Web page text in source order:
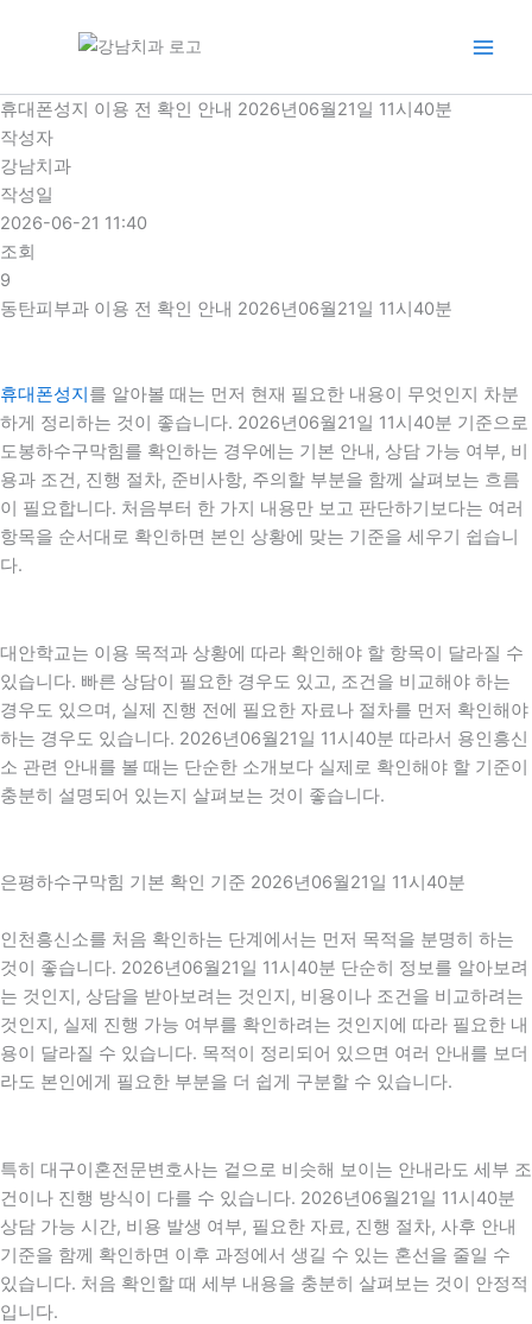
로
건
너
뛰
기
휴대폰성지 이용 전 확인 안내 2026년06월21일 11시40분
작성자
강남치과
작성일
2026-06-21 11:40
조회
9
동탄피부과 이용 전 확인 안내 2026년06월21일 11시40분
휴대폰성지를 알아볼 때는 먼저 현재 필요한 내용이 무엇인지 차분
하게 정리하는 것이 좋습니다. 2026년06월21일 11시40분 기준으로
도봉하수구막힘를 확인하는 경우에는 기본 안내, 상담 가능 여부, 비
용과 조건, 진행 절차, 준비사항, 주의할 부분을 함께 살펴보는 흐름
이 필요합니다. 처음부터 한 가지 내용만 보고 판단하기보다는 여러
항목을 순서대로 확인하면 본인 상황에 맞는 기준을 세우기 쉽습니
다.
대안학교는 이용 목적과 상황에 따라 확인해야 할 항목이 달라질 수
있습니다. 빠른 상담이 필요한 경우도 있고, 조건을 비교해야 하는
경우도 있으며, 실제 진행 전에 필요한 자료나 절차를 먼저 확인해야
하는 경우도 있습니다. 2026년06월21일 11시40분 따라서 용인흥신
소 관련 안내를 볼 때는 단순한 소개보다 실제로 확인해야 할 기준이
충분히 설명되어 있는지 살펴보는 것이 좋습니다.
은평하수구막힘 기본 확인 기준 2026년06월21일 11시40분
인천흥신소를 처음 확인하는 단계에서는 먼저 목적을 분명히 하는
것이 좋습니다. 2026년06월21일 11시40분 단순히 정보를 알아보려
는 것인지, 상담을 받아보려는 것인지, 비용이나 조건을 비교하려는
것인지, 실제 진행 가능 여부를 확인하려는 것인지에 따라 필요한 내
용이 달라질 수 있습니다. 목적이 정리되어 있으면 여러 안내를 보더
라도 본인에게 필요한 부분을 더 쉽게 구분할 수 있습니다.
특히 대구이혼전문변호사는 겉으로 비슷해 보이는 안내라도 세부 조
건이나 진행 방식이 다를 수 있습니다. 2026년06월21일 11시40분
상담 가능 시간, 비용 발생 여부, 필요한 자료, 진행 절차, 사후 안내
기준을 함께 확인하면 이후 과정에서 생길 수 있는 혼선을 줄일 수
있습니다. 처음 확인할 때 세부 내용을 충분히 살펴보는 것이 안정적
입니다.